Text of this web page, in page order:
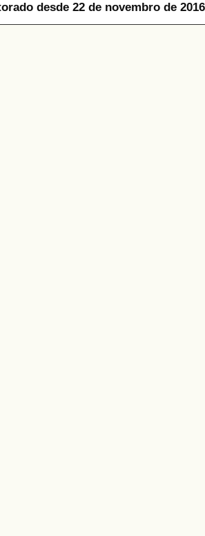
desde 22 de novembro de